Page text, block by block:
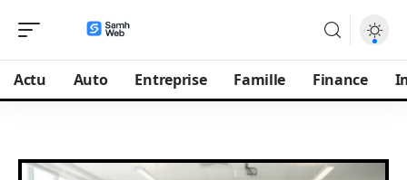
Actu Auto Entreprise Famille Finance